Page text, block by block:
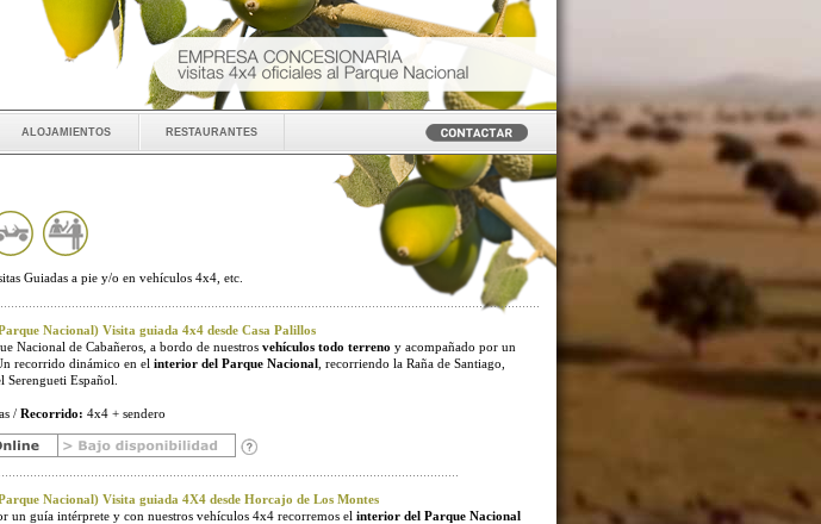
alojamientos restaurantes
Guiadas a pie y/o en vehículos 4x4, etc.
Nacional) Visita guiada 4x4 desde Casa Palillos
Nacional de Cabañeros, a bordo de nuestros vehículos todo terreno y acompañado por un
recorrido dinámico en el interior del Parque Nacional , recorriendo la Raña de Santiago,
Serengueti Español.
/ Recorrido: 4x4 + sendero
Nacional) Visita guiada 4X4 desde Horcajo de Los Montes
un guía intérprete y con nuestros vehículos 4x4 recorremos el interior del Parque Nacional